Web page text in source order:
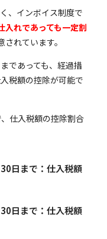
、インボイス制度で
入れであっても一定割
れています。
であっても、経過措
税額の控除が可能で
仕入税額の控除割合
日まで：仕入税額
日まで：仕入税額